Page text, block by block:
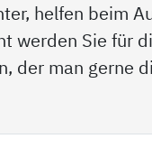
helfen beim
werden Sie für
der man gerne